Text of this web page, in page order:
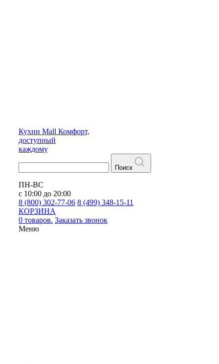
Кухни Mall Комфорт,
доступный
каждому
Поиск
ПН-ВС
с 10:00 до 20:00
8 (800) 302-77-06 8 (499) 348-15-11
КОРЗИНА
0 товаров. Заказать звонок
Меню